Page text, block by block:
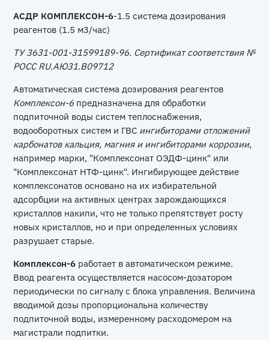
АСДР КОМПЛЕКСОН-6-1.5 система дозирования
реагентов (1.5 м3/час)
ТУ 3631-001-31599189-96. Сертификат соответствия №
РОСС RU.АЮ31.В09712
Автоматическая система дозирования реагентов
Комплексон-6 предназначена для обработки
подпиточной воды систем теплоснабжения,
водооборотных систем и ГВС ингибиторами отложений
карбонатов кальция, магния и ингибиторами коррозии,
например марки, "Комплексонат ОЭДФ-цинк" или
"Комплексонат НТФ-цинк". Ингибирующее действие
комплексонатов основано на их избирательной
адсорбции на активных центрах зарождающихся
кристаллов накипи, что не только препятствует росту
новых кристаллов, но и при определенных условиях
разрушает старые.
Комплексон-6 работает в автоматическом режиме.
Ввод реагента осуществляется насосом-дозатором
периодически по сигналу с блока управления. Величина
вводимой дозы пропорциональна количеству
подпиточной воды, измеренному расходомером на
магистрали подпитки.